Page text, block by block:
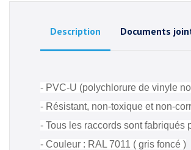
Description Documents
- PVC-U (polychlorure de vinyle
- Résistant, non-toxique et non-
- Tous les raccords sont fabriqués
- Couleur : RAL 7011 ( gris foncé )